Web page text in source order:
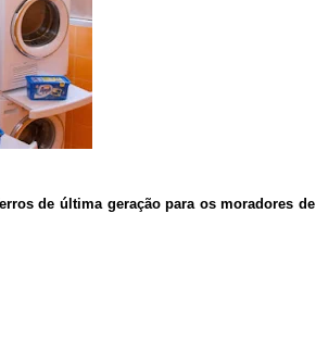
de última geração para os moradores de